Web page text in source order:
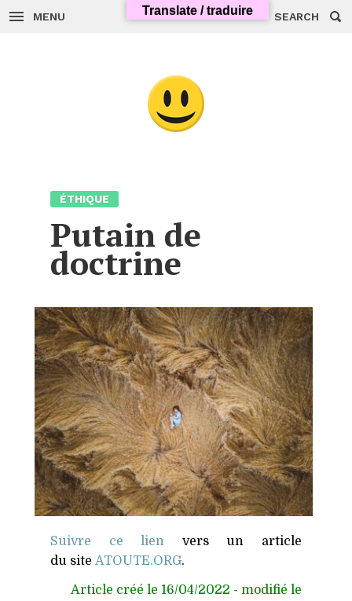
to
MENU SEARCH
ÉTHIQUE
Putain de
doctrine
Suivre ce lien
vers un article
du site ATOUTE​.ORG.
Article créé le 16/04/2022 - modifié le
Translate / traduire